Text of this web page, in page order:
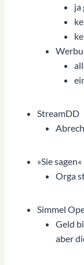
ja
StreamDD
»Sie
Orga
Simmel
Geld
aber